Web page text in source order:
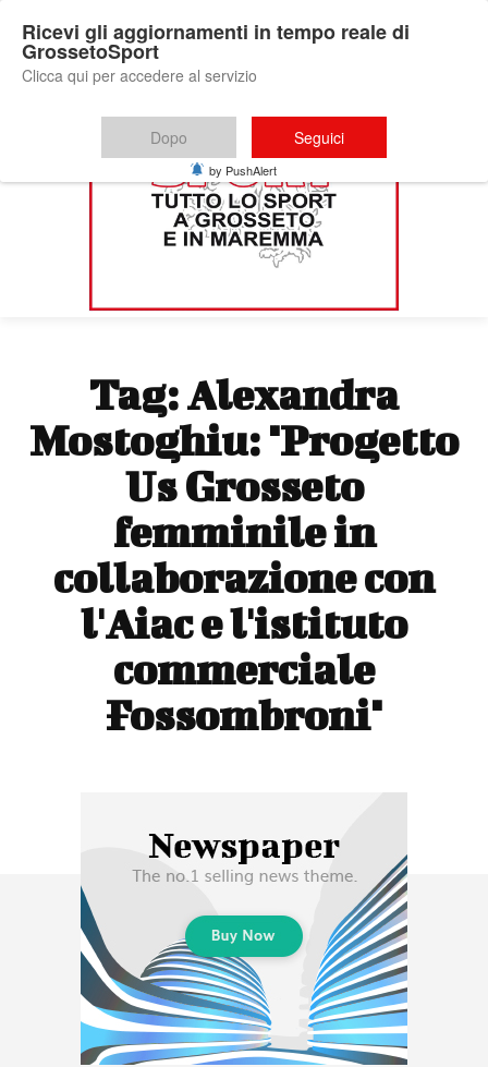
Tag:Alexandra
Mostoghiu: "Progetto
Us Grosseto
femminile in
collaborazione con
l'Aiac e l'istituto
commerciale
Fossombroni"
Ricevi gli aggiornamenti in tempo reale di
GrossetoSport
Clicca qui per accedere al servizio
Dopo Seguici
by PushAlert